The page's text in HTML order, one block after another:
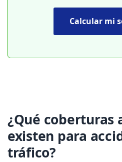
Calcular mi
¿Qué coberturas
existen para
tráfico?